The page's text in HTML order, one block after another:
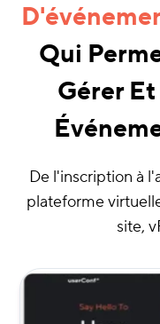
Qui
Gérer
De l'inscription à
plateforme
site,